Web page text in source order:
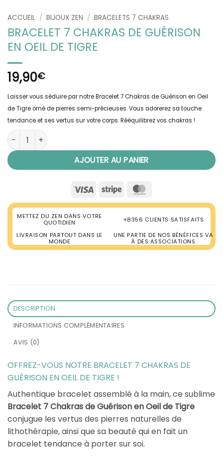
ACCUEIL / BIJOUX ZEN / BRACELETS 7 CHAKRAS
BRACELET 7 CHAKRAS DE GUÉRISON
EN OEIL DE TIGRE
19,90€
Laisser vous séduire par notre Bracelet 7 Chakras de Guérison en Oeil
de Tigre orné de pierres semi-précieuses. Vous adorerez sa touche
tendance et ses vertus sur votre corps. Rééquilibrez vos chakras !
quantité de Bracelet 7 Chakras de Guérison en Oeil de Tigre
AJOUTER AU PANIER
Visa Stripe
METTEZ DU ZEN DANS VOTRE
QUOTIDIEN
+8356 CLIENTS SATISFAITS
LIVRAISON PARTOUT DANS LE
MONDE
UNE PARTIE DE NOS BÉNÉFICES VA
À DES ASSOCIATIONS
DESCRIPTION
INFORMATIONS COMPLÉMENTAIRES
AVIS (0)
OFFREZ-VOUS NOTRE BRACELET 7 CHAKRAS DE
GUÉRISON EN OEIL DE TIGRE !
Authentique bracelet assemblé à la main, ce sublime
Bracelet 7 Chakras de Guérison en Oeil de Tigre
conjugue les vertus des pierres naturelles de
lithothérapie, ainsi que sa beauté qui en fait un
bracelet tendance à porter sur soi.